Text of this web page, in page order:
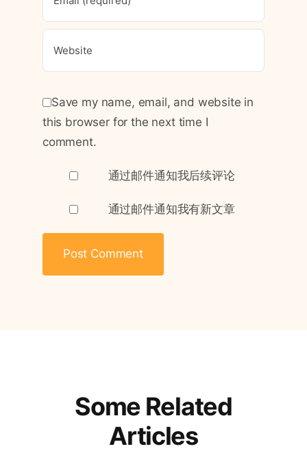
Save my name, email, and website in
this browser for the next time I
comment.
通过邮件通知我后续评论
通过邮件通知我有新文章
Some Related
Articles